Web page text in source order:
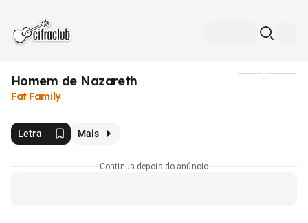
Homem de Nazareth
Fat Family
Letra Mais
Continua depois do anúncio